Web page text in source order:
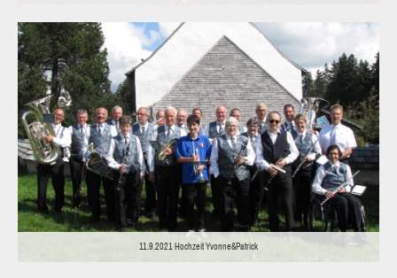
11.9.2021 Hochzeit Yvonne&Patrick